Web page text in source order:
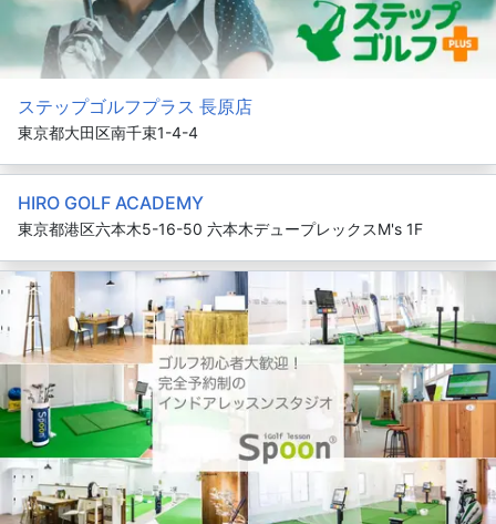
ステップゴルフプラス 長原店
東京都大田区南千束1-4-4
HIRO GOLF ACADEMY
東京都港区六本木5-16-50 六本木デュープレックスM's 1F